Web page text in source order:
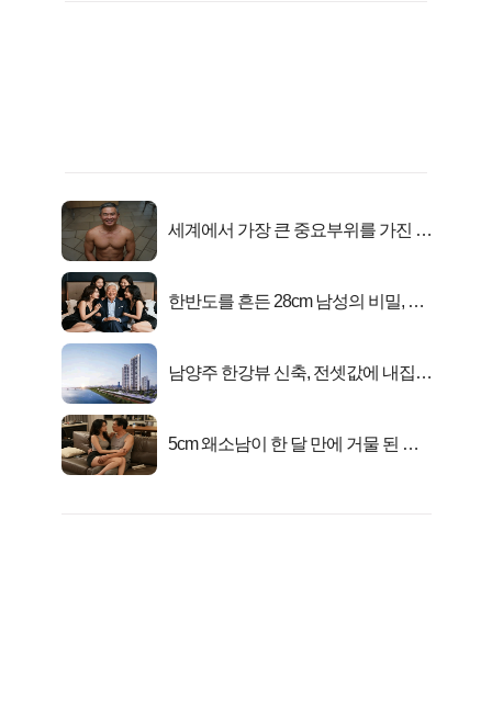
세계에서 가장 큰 중요부위를 가진 남
한반도를 흔든 28cm 남성의 비밀, 매
남양주 한강뷰 신축, 전셋값에 내집마
5cm 왜소남이 한 달 만에 거물 된 사